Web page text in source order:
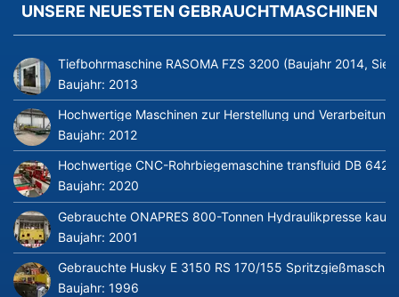
UNSERE NEUESTEN GEBRAUCHTMASCHINEN
Tiefbohrmaschine RASOMA FZS 3200 (Baujahr 2014,
Baujahr: 2013
Hochwertige Maschinen zur Herstellung und
Baujahr: 2012
Hochwertige CNC-Rohrbiegemaschine transfluid DB
Baujahr: 2020
Gebrauchte ONAPRES 800-Tonnen Hydraulikpresse
Baujahr: 2001
Gebrauchte Husky E 3150 RS 170/155
Baujahr: 1996